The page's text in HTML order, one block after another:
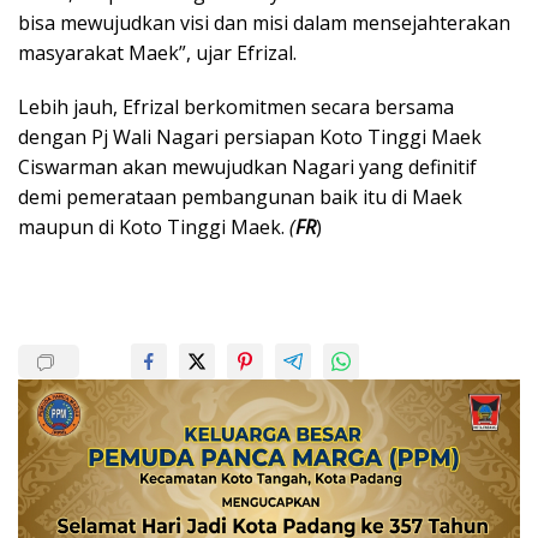
bisa mewujudkan visi dan misi dalam mensejahterakan
masyarakat Maek”, ujar Efrizal.
Lebih jauh, Efrizal berkomitmen secara bersama
dengan Pj Wali Nagari persiapan Koto Tinggi Maek
Ciswarman akan mewujudkan Nagari yang definitif
demi pemerataan pembangunan baik itu di Maek
maupun di Koto Tinggi Maek. (FR)